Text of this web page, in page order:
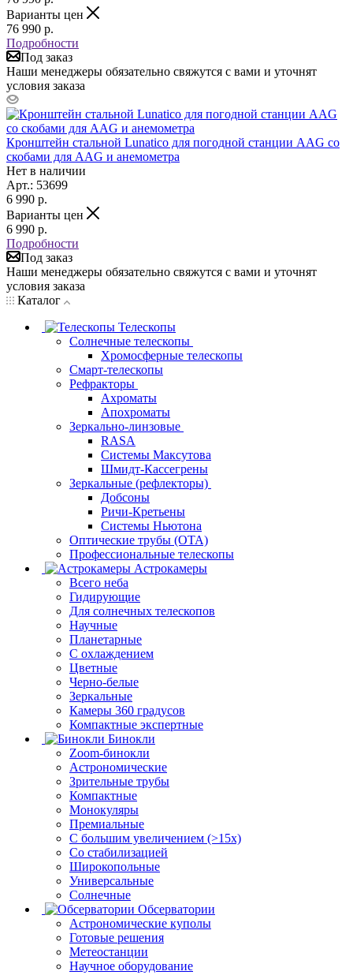
Варианты цен
76 990 р.
Подробности
Под заказ
Наши менеджеры обязательно свяжутся с вами и уточнят
условия заказа
Кронштейн стальной Lunatico для погодной станции AAG со
скобами для AAG и анемометра
Нет в наличии
Арт.: 53699
6 990 р.
Варианты цен
6 990 р.
Подробности
Под заказ
Наши менеджеры обязательно свяжутся с вами и уточнят
условия заказа
Каталог
Телескопы
Солнечные телескопы
Хромосферные телескопы
Смарт-телескопы
Рефракторы
Ахроматы
Апохроматы
Зеркально-линзовые
RASA
Системы Максутова
Шмидт-Кассегрены
Зеркальные (рефлекторы)
Добсоны
Ричи-Кретьены
Системы Ньютона
Оптические трубы (OTA)
Профессиональные телескопы
Астрокамеры
Всего неба
Гидирующие
Для солнечных телескопов
Научные
Планетарные
С охлаждением
Цветные
Черно-белые
Зеркальные
Камеры 360 градусов
Компактные экспертные
Бинокли
Zoom-бинокли
Астрономические
Зрительные трубы
Компактные
Монокуляры
Премиальные
С большим увеличением (>15x)
Со стабилизацией
Широкопольные
Универсальные
Солнечные
Обсерватории
Астрономические куполы
Готовые решения
Метеостанции
Научное оборудование